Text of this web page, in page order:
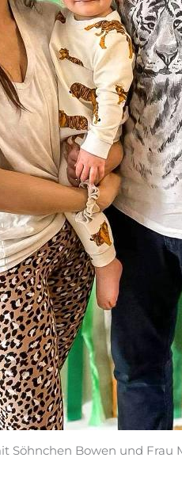
Söhnchen Bowen und Frau